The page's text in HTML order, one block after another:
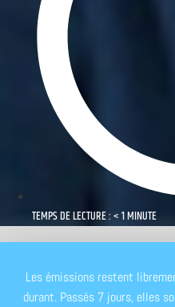
TEMPS DE LECTURE : < 1 MINUTE
Les émissions restent
durant. Passés 7 jours, elles